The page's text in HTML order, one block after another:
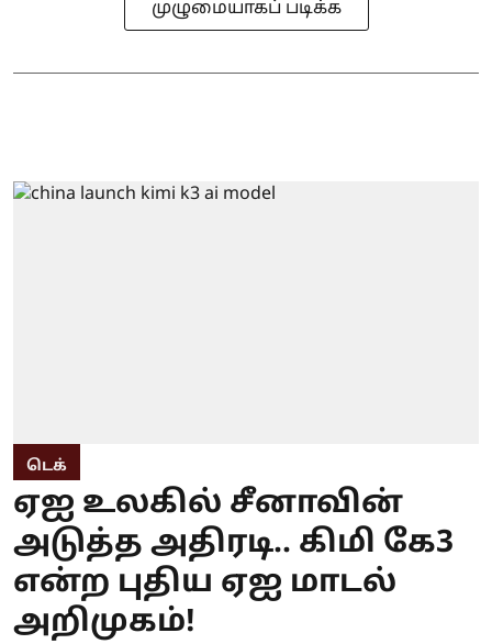
முழுமையாகப் படிக்க
டெக்
ஏஐ உலகில் சீனாவின்
அடுத்த அதிரடி.. கிமி கே3
என்ற புதிய ஏஐ மாடல்
அறிமுகம்!